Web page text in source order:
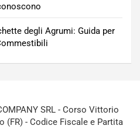
degli Agrumi: Guida per
SRL - Corso Vittorio
(FR) - Codice Fiscale e Partita